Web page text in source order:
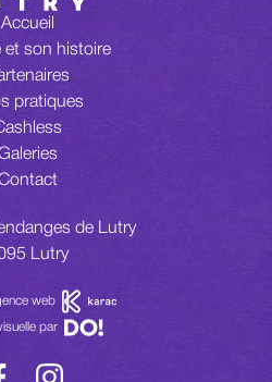
Accueil
et son histoire
pratiques
de Lutry
Lutry
web
par